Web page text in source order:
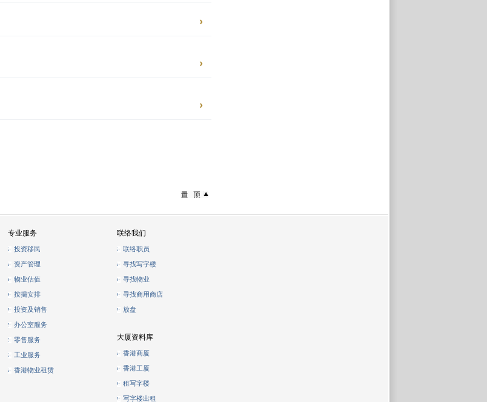
专业服务
投资移民
资产管理
物业估值
按揭安排
投资及销售
办公室服务
零售服务
工业服务
香港物业租赁
联络我们
联络职员
寻找写字楼
寻找物业
寻找商用商店
放盘
大厦资料库
香港商厦
香港工厦
租写字楼
写字楼出租